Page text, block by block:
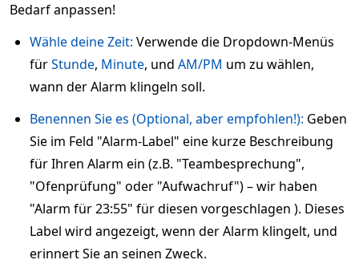
Bedarf anpassen!
Wähle deine Zeit: Verwende die Dropdown-Menüs
fürStunde, Minute, und AM/PM um zu wählen,
wann der Alarm klingeln soll.
Benennen Sie es (Optional, aber empfohlen!): Geben
Sie im Feld "Alarm-Label" eine kurze Beschreibung
für Ihren Alarm ein (z.B. "Teambesprechung",
"Ofenprüfung" oder "Aufwachruf") – wir haben
"Alarm für 23:55" für diesen vorgeschlagen ). Dieses
Label wird angezeigt, wenn der Alarm klingelt, und
erinnert Sie an seinen Zweck.